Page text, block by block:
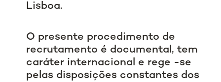
Lisboa.
O presente procedimento de
recrutamento é documental, tem
caráter internacional e rege -se
pelas disposições constantes dos